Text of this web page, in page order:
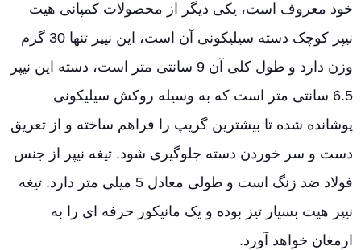
خود معروف است، یکی دیگر از محصولات کمپانی هیت
نیپر کوچک دسته سیلیکونی آن است، این نیپر تنها 30 گرم
وزن دارد و طول کلی آن 9 سانتی متر است، دسته این نیپر
6.5 سانتی متر است که به وسیله روکش سیلیکونی
پوشانده شده تا بیشترین گریپ را فراهم ساخته و از تعریق
دست و سر خوردن دسته جلوگیری شود. تیغه نیپر از جنس
فولاد ضد زنگ است و طولی معادل 5 میلی متر دارد. تیغه
نیپر هیت بسیار تیز بوده و یک مانیکور حرفه ای را به
ارمغان خواهد آورد.